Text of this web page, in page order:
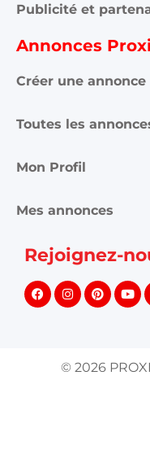
Publicité et
Annonces
Créer une annonce
Toutes les
Mon Profil
Mes annonces
Rejoignez-
© 2026